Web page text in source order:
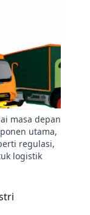
masa depan
utama,
regulasi,
logistik